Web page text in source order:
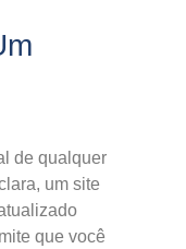
de qualquer
um site
que você